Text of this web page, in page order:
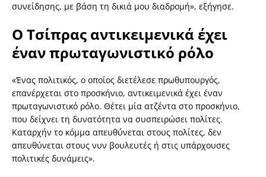
συνείδησης, με βάση τη δικιά μου διαδρομή», εξήγησε.
Ο Τσίπρας αντικειμενικά έχει
έναν πρωταγωνιστικό ρόλο
«Ένας πολιτικός, ο οποίος διετέλεσε πρωθυπουργός,
επανέρχεται στο προσκήνιο, αντικειμενικά έχει έναν
πρωταγωνιστικό ρόλο. Θέτει μία ατζέντα στο προσκήνιο,
που δείχνει τη δυνατότητα να συσπειρώσει πολίτες.
Καταρχήν το κόμμα απευθύνεται στους πολίτες, δεν
απευθύνεται στους νυν βουλευτές ή στις υπάρχουσες
πολιτικές δυνάμεις».